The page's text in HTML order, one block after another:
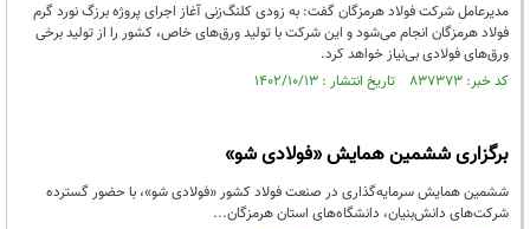
مدیرعامل شرکت فولاد هرمزگان گفت: به زودی کلنگ‌زنی آغاز اجرای پروژه برزگ نورد گرم
فولاد هرمزگان انجام می‌شود و این شرکت با تولید ورق‌های خاص، کشور را از تولید برخی
ورق‌های فولادی بی‌نیاز خواهد کرد.
کد خبر: ۸۳۷۳۷۳ تاریخ انتشار : ۱۴۰۲/۱۰/۱۳
برگزاری ششمین همایش «فولادی شو»
ششمین همایش سرمایه‌گذاری در صنعت فولاد کشور «فولادی شو»، با حضور گسترده
شرکت‌های دانش‌بنیان، دانشگاه‌های استان هرمزگان...